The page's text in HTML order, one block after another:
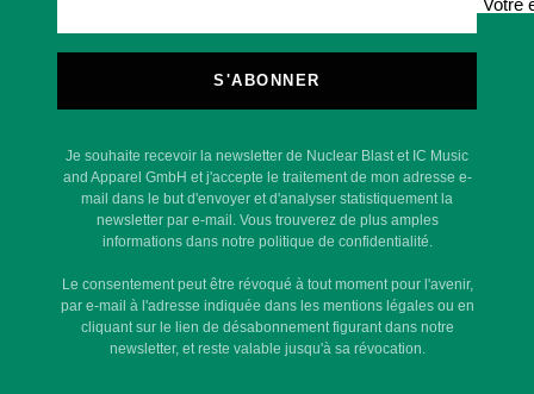
Votre
S'ABONNER
Je souhaite recevoir la newsletter de Nuclear Blast et IC Music
and Apparel GmbH et j'accepte le traitement de mon adresse e-
mail dans le but d'envoyer et d'analyser statistiquement la
newsletter par e-mail. Vous trouverez de plus amples
informations dans notre politique de confidentialité.
Le consentement peut être révoqué à tout moment pour l'avenir,
par e-mail à l'adresse indiquée dans les mentions légales ou en
cliquant sur le lien de désabonnement figurant dans notre
newsletter, et reste valable jusqu'à sa révocation.